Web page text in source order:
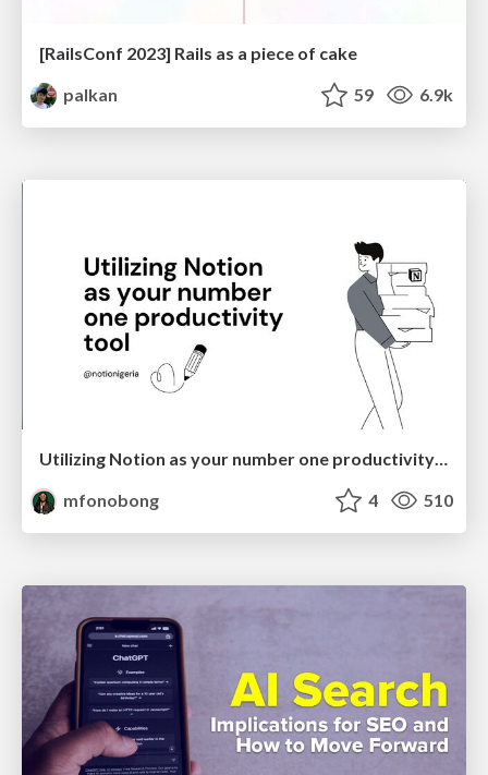
[RailsConf 2023] Rails as a piece of cake
palkan
59 6.9k
Utilizing Notion as your number one productivity tool
mfonobong
4 510